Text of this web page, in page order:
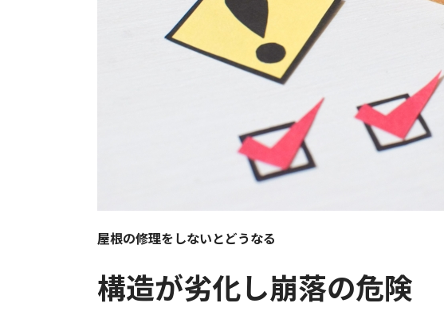
屋根の修理をしないとどうなる
構造が劣化し崩落の危険